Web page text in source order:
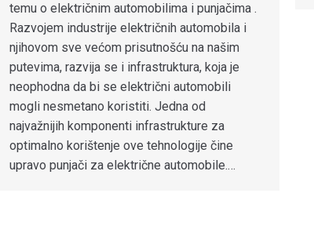
temu o električnim automobilima i punjačima .
Razvojem industrije električnih automobila i
njihovom sve većom prisutnošću na našim
putevima, razvija se i infrastruktura, koja je
neophodna da bi se električni automobili
mogli nesmetano koristiti. Jedna od
najvažnijih komponenti infrastrukture za
optimalno korištenje ove tehnologije čine
upravo punjači za električne automobile.…